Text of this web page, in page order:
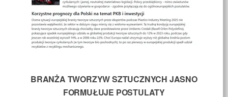
BRANŻA TWORZYW SZTUCZNYCH JASNO
FORMUŁUJE POSTULATY